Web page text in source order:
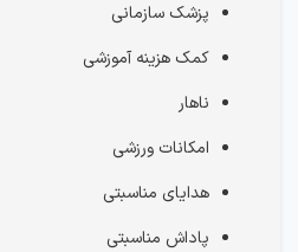
پزشک سازمانی
کمک هزینه آموزشی
ناهار
امکانات ورزشی
هدایای مناسبتی
پاداش مناسبتی